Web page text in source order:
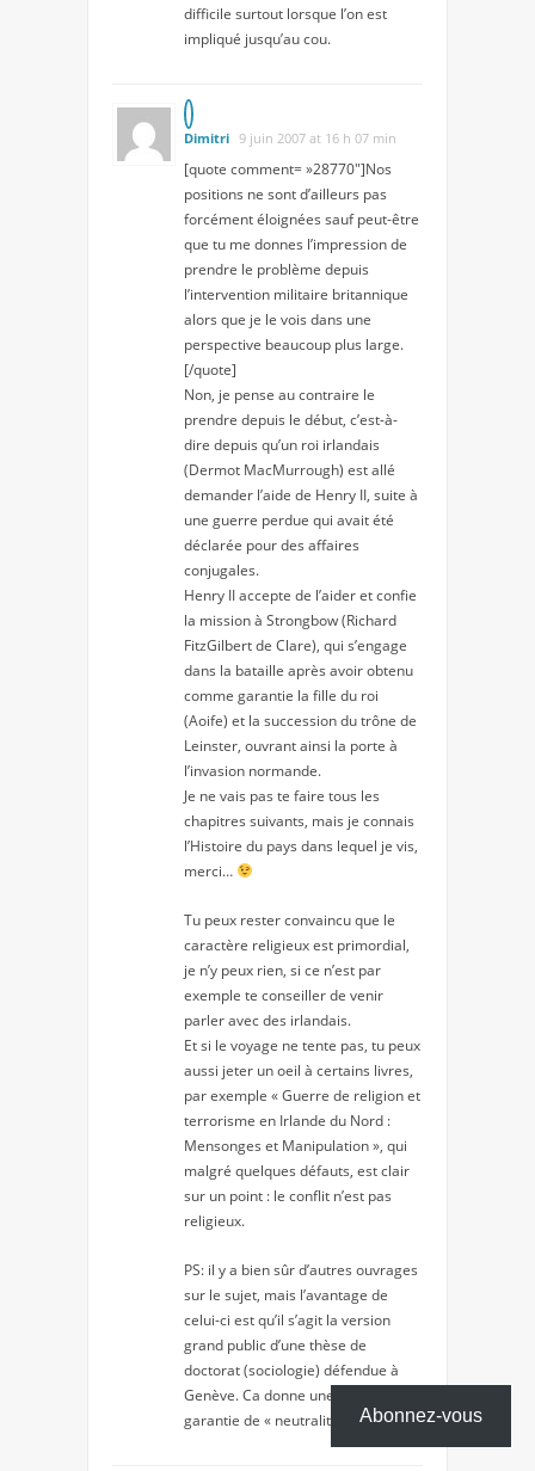
difficile surtout lorsque l’on est
impliqué jusqu’au cou.
Dimitri 9 juin 2007 at 16 h 07 min
[quote comment= »28770″]Nos
positions ne sont d’ailleurs pas
forcément éloignées sauf peut-être
que tu me donnes l’impression de
prendre le problème depuis
l’intervention militaire britannique
alors que je le vois dans une
perspective beaucoup plus large.
[/quote]
Non, je pense au contraire le
prendre depuis le début, c’est-à-
dire depuis qu’un roi irlandais
(Dermot MacMurrough) est allé
demander l’aide de Henry II, suite à
une guerre perdue qui avait été
déclarée pour des affaires
conjugales.
Henry II accepte de l’aider et confie
la mission à Strongbow (Richard
FitzGilbert de Clare), qui s’engage
dans la bataille après avoir obtenu
comme garantie la fille du roi
(Aoife) et la succession du trône de
Leinster, ouvrant ainsi la porte à
l’invasion normande.
Je ne vais pas te faire tous les
chapitres suivants, mais je connais
l’Histoire du pays dans lequel je vis,
merci…
Tu peux rester convaincu que le
caractère religieux est primordial,
je n’y peux rien, si ce n’est par
exemple te conseiller de venir
parler avec des irlandais.
Et si le voyage ne tente pas, tu peux
aussi jeter un oeil à certains livres,
par exemple « Guerre de religion et
terrorisme en Irlande du Nord :
Mensonges et Manipulation », qui
malgré quelques défauts, est clair
sur un point : le conflit n’est pas
religieux.
PS: il y a bien sûr d’autres ouvrages
sur le sujet, mais l’avantage de
celui-ci est qu’il s’agit la version
grand public d’une thèse de
doctorat (sociologie) défendue à
Genève. Ca donne une certaine
garantie de « neutralité »…Abonnez-vous